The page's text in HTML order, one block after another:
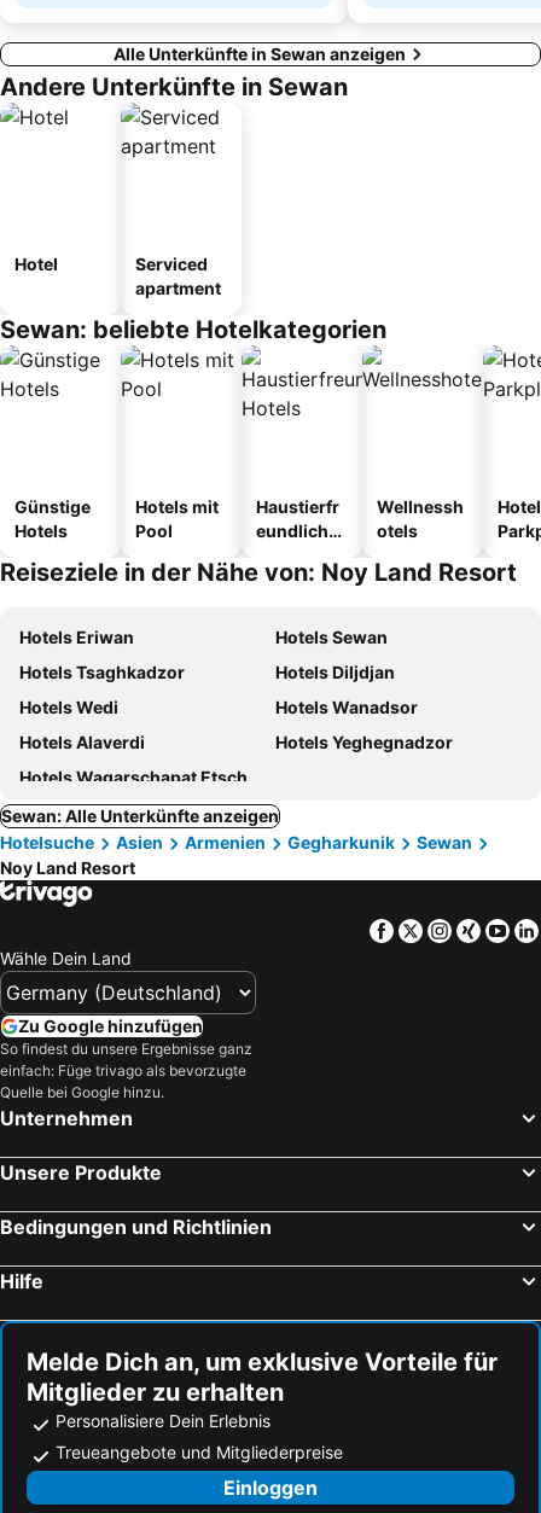
Alle Unterkünfte in Sewan anzeigen
Andere Unterkünfte in Sewan
Hotel
Serviced
apartment
Sewan: beliebte Hotelkategorien
Günstige
Hotels
Hotels mit
Pool
Haustierfr
eundliche
Wellnessh
otels
Reiseziele in der Nähe von: Noy Land Resort
Hotels Eriwan
Hotels Sewan
Hotels Tsaghkadzor
Hotels Diljdjan
Hotels Wedi
Hotels Wanadsor
Hotels Alaverdi
Hotels Yeghegnadzor
Hotels Wagarschapat Etschmiadsin
Sewan: Alle Unterkünfte anzeigen
Hotelsuche
Asien Armenien Gegharkunik
Sewan
Noy Land Resort
Facebook
TwitterXing
Wähle Dein Land
Zu Google hinzufügen
So findest du unsere Ergebnisse ganz
einfach: Füge trivago als bevorzugte
Quelle bei Google hinzu.
Unternehmen
Unsere Produkte
Bedingungen und Richtlinien
Hilfe
Melde Dich an, um exklusive Vorteile für
Mitglieder zu erhalten
Personalisiere Dein Erlebnis
Treueangebote und Mitgliederpreise
Einloggen